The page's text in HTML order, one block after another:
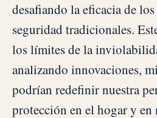
desafiando la eficacia de
seguridad tradicionales.
los límites de la
analizando innovaciones,
podrían redefinir nuestra
protección en el hogar y en